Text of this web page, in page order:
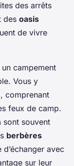
des arrêts
des oasis
de vivre
campement
Vous y
, comprenant
feux de camp.
sont souvent
berbères
avec
sur leur